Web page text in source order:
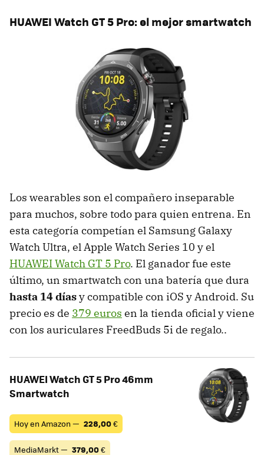
HUAWEI Watch GT 5 Pro: el mejor smartwatch
Los wearables son el compañero inseparable
para muchos, sobre todo para quien entrena. En
esta categoría competían el Samsung Galaxy
Watch Ultra, el Apple Watch Series 10 y el
HUAWEI Watch GT 5 Pro. El ganador fue este
último, un smartwatch con una batería que dura
hasta 14 díasy compatible con iOS y Android. Su
precio es de 379 euros en la tienda oficial y viene
con los auriculares FreedBuds 5i de regalo..
HUAWEI Watch GT 5 Pro 46mm
Smartwatch
Hoy en Amazon — 228,00€
MediaMarkt — 379,00€